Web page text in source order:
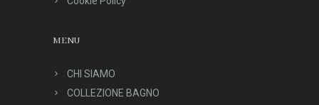
MENU
CHI SIAMO
COLLEZIONE BAGNO